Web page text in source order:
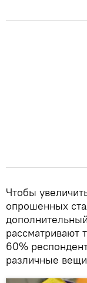
Чтобы
опрошенных
рассматривают
60%
различные